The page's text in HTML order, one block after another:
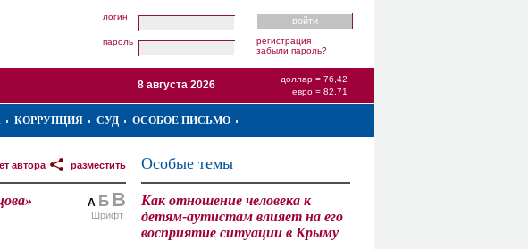
логин
пароль
регистрация
забыли пароль?
доллар = 76,42
евро = 82,71
8 августа 2026
КОРРУПЦИЯ СУД ОСОБОЕ ПИСЬМО
разместить
автора
А Б В
Шрифт
Особые темы
Как отношение человека к
детям-аутистам влияет на его
восприятие ситуации в Крыму